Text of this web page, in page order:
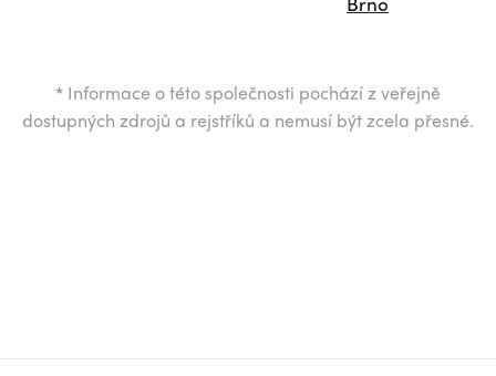
* Informace o této společnosti pochází z veřejně
dostupných zdrojů a rejstříků a nemusí být zcela přesné.